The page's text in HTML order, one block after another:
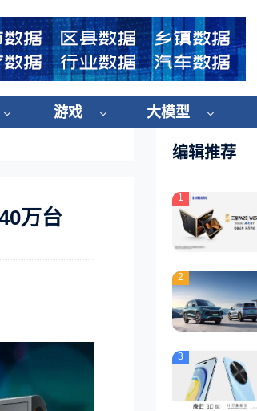
游戏 大模型
万台
编辑推荐
1
2
3